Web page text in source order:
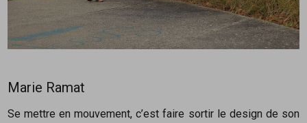
Marie Ramat
Se mettre en mouvement, c’est faire sortir le design de son